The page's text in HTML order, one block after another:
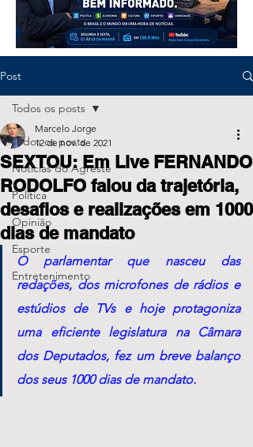
Post
Todos os posts
Notícias do Agreste
Política
Opinião
Esporte
Entretenimento
Todos os posts
SEXTOU: Em Live FERNANDO
RODOLFO falou da trajetória,
desafios e realizações em 1000
dias de mandato
Marcelo Jorge
12 de nov. de 2021
O parlamentar que nasceu das
redações, dos microfones de rádios e
estúdios de TVs e hoje protagoniza
uma eficiente legislatura na Câmara
dos Deputados, fez um breve balanço
dos seus 1000 dias de mandato.